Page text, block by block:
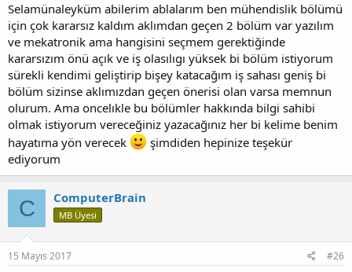
Selamünaleyküm abilerim ablalarım ben mühendislik bölümü
için çok kararsız kaldım aklımdan geçen 2 bölüm var yazılım
ve mekatronik ama hangisini seçmem gerektiğinde
kararsızım önü açık ve iş olasılıgı yüksek bi bölüm istiyorum
sürekli kendimi geliştirip bişey katacağım iş sahası geniş bi
bölüm sizinse aklımızdan geçen önerisi olan varsa memnun
olurum. Ama oncelıkle bu bölümler hakkında bilgi sahibi
olmak istiyorum vereceğiniz yazacağınız her bi kelime benim
hayatıma yön verecek
şimdiden hepinize teşekür
ediyorum
C ComputerBrain
MB Üyesi
15 Mayıs 2017 #26